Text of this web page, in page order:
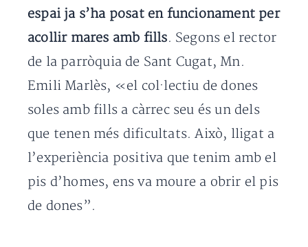
espai ja s’ha posat en funcionament per
acollir mares amb fills. Segons el rector
de la parròquia de Sant Cugat, Mn.
Emili Marlès, «el col·lectiu de dones
soles amb fills a càrrec seu és un dels
que tenen més dificultats. Això, lligat a
l’experiència positiva que tenim amb el
pis d’homes, ens va moure a obrir el pis
de dones”.